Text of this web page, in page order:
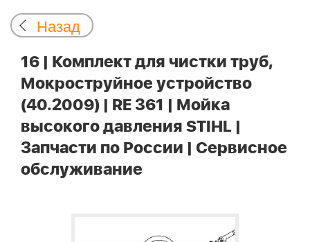
Назад
16 | Комплект для чистки труб,
Мокроструйное устройство
(40.2009) | RE 361 | Мойка
высокого давления STIHL |
Запчасти по России | Сервисное
обслуживание